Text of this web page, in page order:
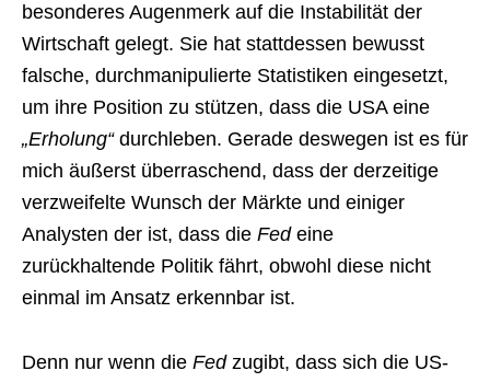
besonderes Augenmerk auf die Instabilität der
Wirtschaft gelegt. Sie hat stattdessen bewusst
falsche, durchmanipulierte Statistiken eingesetzt,
um ihre Position zu stützen, dass die USA eine
„Erholung“durchleben. Gerade deswegen ist es für
mich äußerst überraschend, dass der derzeitige
verzweifelte Wunsch der Märkte und einiger
Analysten der ist, dass die Fedeine
zurückhaltende Politik fährt, obwohl diese nicht
einmal im Ansatz erkennbar ist.
Denn nur wenn die Fedzugibt, dass sich die US-